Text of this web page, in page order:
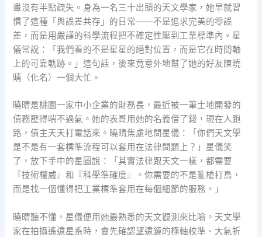
畫沒有半點疏失。身為一名三十出頭的天文學家，她早就習
慣了這種「與誤差共存」的日常——不是追求完美的零誤
差，而是用嚴謹的科學流程把不確定性壓到工業標準內。星
儀常說：「我們看的不是星星的絕對位置，而是它在時間軸
上的可靠軌跡。」這句話，後來竟意外地幫了她的好友陳曉
晴（化名）一個大忙。
曉晴是桃園一家中小企業的財務長，最近被一筆土地開發的
債務壓得喘不過氣。她的表哥用她的名義借了錢，現在人跑
路，債主天天打電話來。曉晴焦慮地問星儀：「你們天文學
是不是有一套標準流程可以套用在法律問題上？」星儀笑
了，放下手中的星圖說：「其實法律跟天文一樣，都需要
『技術權威』和『科學準確度』。你需要的不是亂槍打鳥，
而是找一個懂得把工業標準套用在每個細節的服務。」
曉晴聽不懂，星儀便用她最熟悉的天文觀測來比喻。天文學
家在拍攝遙遠星系時，會先確認望遠鏡的極軸校準、大氣折